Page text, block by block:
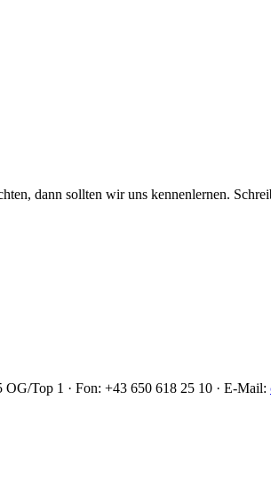
dann sollten wir uns kennenlernen.
Top 1 · Fon: +43 650 618 25 10 · E-Mail: